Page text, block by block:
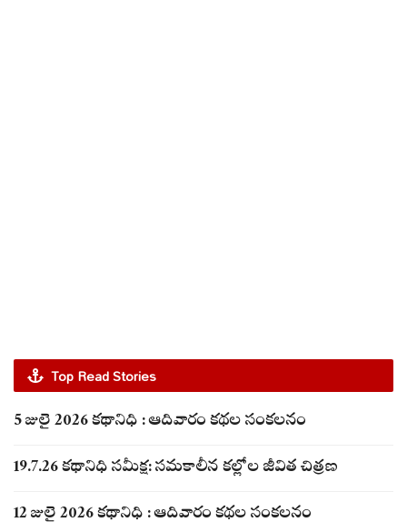
Top Read Stories
5 జులై 2026 కథానిధి : ఆదివారం కథల సంకలనం
19.7.26 కథానిధి సమీక్ష: సమకాలీన కల్లోల జీవిత చిత్రణ
12 జులై 2026 కథానిధి : ఆదివారం కథల సంకలనం